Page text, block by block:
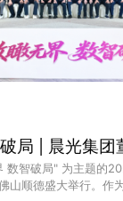
数智破局" 为主题的
山顺德盛大举行。作